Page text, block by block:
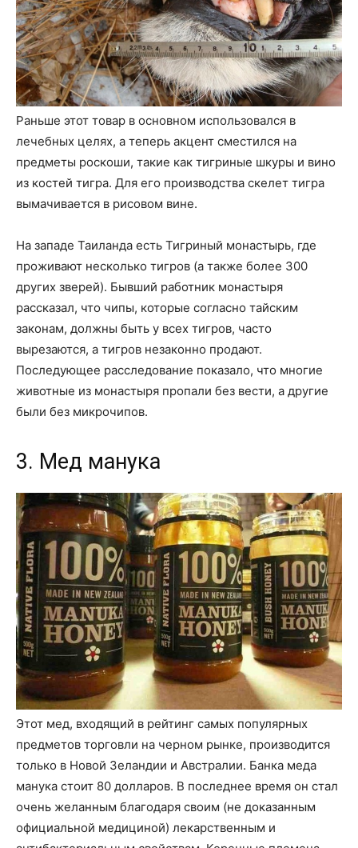
Раньше этот товар в основном использовался в
лечебных целях, а теперь акцент сместился на
предметы роскоши, такие как тигриные шкуры и вино
из костей тигра. Для его производства скелет тигра
вымачивается в рисовом вине.
На западе Таиланда есть Тигриный монастырь, где
проживают несколько тигров (а также более 300
других зверей). Бывший работник монастыря
рассказал, что чипы, которые согласно тайским
законам, должны быть у всех тигров, часто
вырезаются, а тигров незаконно продают.
Последующее расследование показало, что многие
животные из монастыря пропали без вести, а другие
были без микрочипов.
3. Мед манука
Этот мед, входящий в рейтинг самых популярных
предметов торговли на черном рынке, производится
только в Новой Зеландии и Австралии. Банка меда
манука стоит 80 долларов. В последнее время он стал
очень желанным благодаря своим (не доказанным
официальной медициной) лекарственным и